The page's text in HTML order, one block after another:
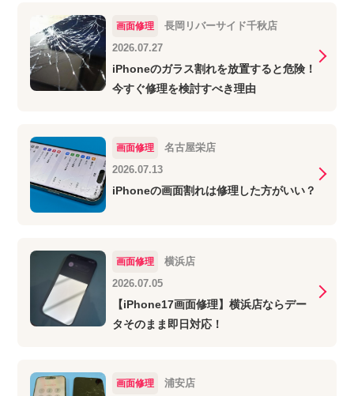
画面修理
長岡リバーサイド千秋店
2026.07.27
iPhoneのガラス割れを放置すると危険！
今すぐ修理を検討すべき理由
画面修理
名古屋栄店
2026.07.13
iPhoneの画面割れは修理した方がいい？
画面修理
横浜店
2026.07.05
【iPhone17画面修理】横浜店ならデー
タそのまま即日対応！
画面修理 浦安店